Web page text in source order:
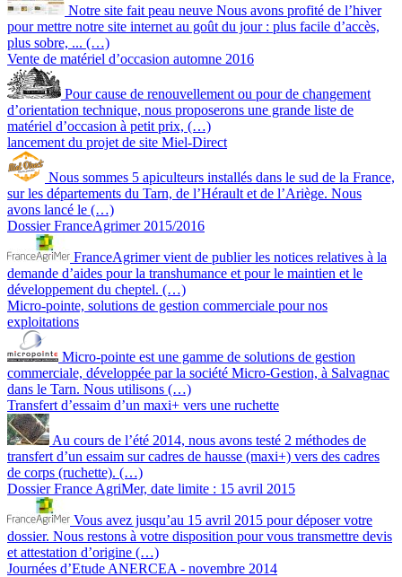
Notre site fait peau neuve Nous avons profité de l’hiver
pour mettre notre site internet au goût du jour : plus facile d’accès,
plus sobre, ... (…)
Vente de matériel d’occasion automne 2016
Pour cause de renouvellement ou pour de changement
d’orientation technique, nous proposerons une grande liste de
matériel d’occasion à petit prix, (…)
lancement du projet de site Miel-Direct
Nous sommes 5 apiculteurs installés dans le sud de la France,
sur les départements du Tarn, de l’Hérault et de l’Ariège. Nous
avons lancé le (…)
Dossier FranceAgrimer 2015/2016
FranceAgrimer vient de publier les notices relatives à la
demande d’aides pour la transhumance et pour le maintien et le
développement du cheptel. (…)
Micro-pointe, solutions de gestion commerciale pour nos
exploitations
Micro-pointe est une gamme de solutions de gestion
commerciale, développée par la société Micro-Gestion, à Salvagnac
dans le Tarn. Nous utilisons (…)
Transfert d’essaim d’un maxi+ vers une ruchette
Au cours de l’été 2014, nous avons testé 2 méthodes de
transfert d’un essaim sur cadres de hausse (maxi+) vers des cadres
de corps (ruchette). (…)
Dossier France AgriMer, date limite : 15 avril 2015
Vous avez jusqu’au 15 avril 2015 pour déposer votre
dossier. Nous restons à votre disposition pour vous transmettre devis
et attestation d’origine (…)
Journées d’Etude ANERCEA - novembre 2014